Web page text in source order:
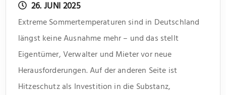
26. JUNI 2025
Extreme Sommertemperaturen sind in Deutschland
längst keine Ausnahme mehr – und das stellt
Eigentümer, Verwalter und Mieter vor neue
Herausforderungen. Auf der anderen Seite ist
Hitzeschutz als Investition in die Substanz,